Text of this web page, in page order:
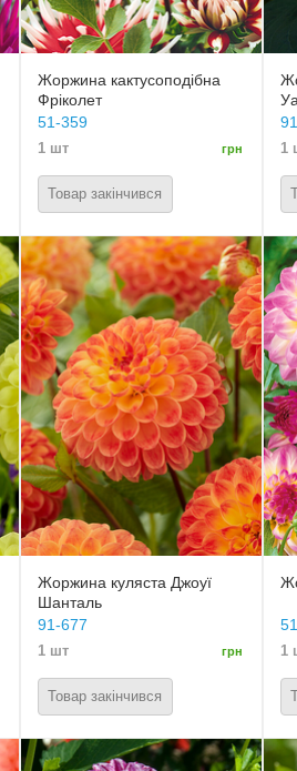
Жоржина кактусоподібна
Фріколет
51-359
1 шт грн
Товар закінчився
1
Жоржина куляста Джоуї
Шанталь
91-677
1 шт грн
Товар закінчився
1